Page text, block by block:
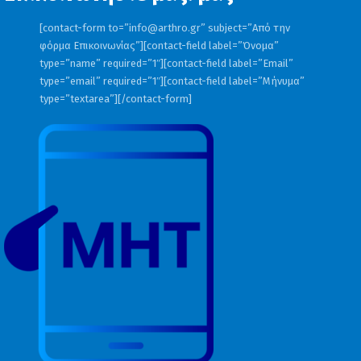
ορεινά τις μεσημβρινές – απογευματινές
ώρες οπότε στα ορεινά της Ηπείρου και
της Μακεδονίας θα εκδηλωθούν
πρόσκαιροι όμβροι.
Οι άνεμοι στα δυτικά θα είναι μεταβλητοί
μεσημβρινές – απογευματινές ώρες θα
πνέουν δυτικοί βορειοδυτικοί 3 με 4
μποφόρ. Στα ανατολικά θα πνέουν από
μποφόρ.
[contact-form to=”info@arthro.gr” subject=”Από την
φόρμα Επικοινωνίας”][contact-field label=”Όνομα”
type=”name” required=”1″][contact-field label=”Email”
type=”email” required=”1″][contact-field label=”Μήνυμα”
type=”textarea”][/contact-form]